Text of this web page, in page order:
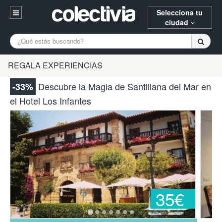
Selecciona tu
ciudad
Entrar
94 652 38 15 (L-V 10:30-15:00)
¿Necesitas ayuda? Escríbenos
A Coruña Alicante
Bilbao Burgos Donostia
Gijón Huesca
Madrid Oviedo Palencia
Pamplona Santander Tarragona
Valencia Vitoria Zaragoza
REGALA EXPERIENCIAS
-33% Descubre la Magia de Santillana del Mar en
el Hotel Los Infantes
35€